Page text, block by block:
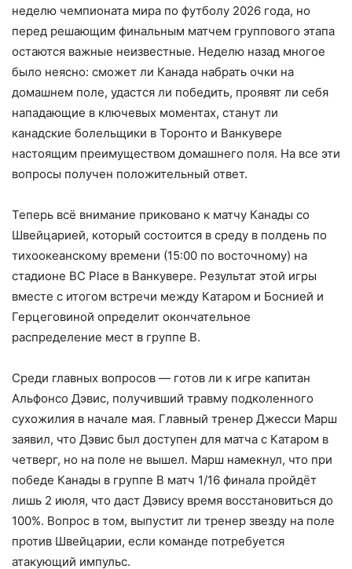
неделю чемпионата мира по футболу 2026 года, но
перед решающим финальным матчем группового этапа
остаются важные неизвестные. Неделю назад многое
было неясно: сможет ли Канада набрать очки на
домашнем поле, удастся ли победить, проявят ли себя
нападающие в ключевых моментах, станут ли
канадские болельщики в Торонто и Ванкувере
настоящим преимуществом домашнего поля. На все эти
вопросы получен положительный ответ.
Теперь всё внимание приковано к матчу Канады со
Швейцарией, который состоится в среду в полдень по
тихоокеанскому времени (15:00 по восточному) на
стадионе BC Place в Ванкувере. Результат этой игры
вместе с итогом встречи между Катаром и Боснией и
Герцеговиной определит окончательное
распределение мест в группе B.
Среди главных вопросов — готов ли к игре капитан
Альфонсо Дэвис, получивший травму подколенного
сухожилия в начале мая. Главный тренер Джесси Марш
заявил, что Дэвис был доступен для матча с Катаром в
четверг, но на поле не вышел. Марш намекнул, что при
победе Канады в группе B матч 1/16 финала пройдёт
лишь 2 июля, что даст Дэвису время восстановиться до
100%. Вопрос в том, выпустит ли тренер звезду на поле
против Швейцарии, если команде потребуется
атакующий импульс.